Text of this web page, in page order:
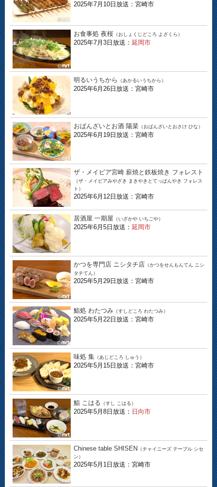
2025年7月10日放送：宮崎市
お食事処 夜桜 （おしょくじどころ よざくら）
2025年7月3日放送： 延岡市
明るいうちから （あかるいうちから）
2025年6月26日放送：宮崎市
おばんざいとお酒 陽菜 （おばんざいとおさけ ひな）
2025年6月19日放送：宮崎市
ザ・メイビア宮崎 薪焼と鉄板焼き フォレスト
（ザ・メイビアみやざき まきやきとてっぱんやき フォレス
ト）
2025年6月12日放送：宮崎市
居酒屋 一期屋 （いざかや いちごや）
2025年6月5日放送： 延岡市
かつを専門店 ニシタチ店 （かつをせんもんてん ニシ
タチてん）
2025年5月29日放送：宮崎市
鮨処 わたつみ （すしどころ わたつみ）
2025年5月22日放送：宮崎市
味処 集 （あじどころ しゅう）
2025年5月15日放送：宮崎市
鮨 こはる （すし こはる）
2025年5月8日放送： 日向市
Chinese table SHISEN （チャイニーズ テーブル シセ
ン）
2025年5月1日放送：宮崎市